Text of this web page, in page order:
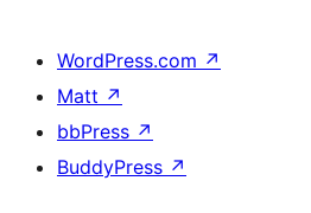
WordPress.com ↗
Matt ↗
bbPress ↗
BuddyPress ↗